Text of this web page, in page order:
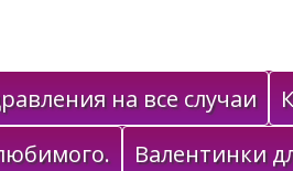
на все случаи
Валентинки